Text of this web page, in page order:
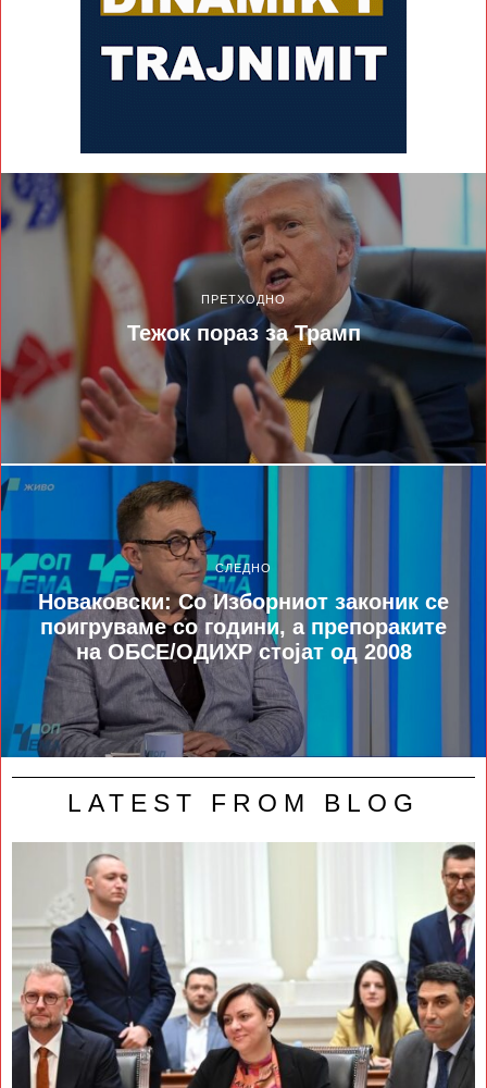
ПРЕТХОДНО
Тежок пораз за Трамп
СЛЕДНО
Новаковски: Со Изборниот законик се
поигруваме со години, а препораките
на ОБСЕ/ОДИХР стојат од 2008
LATEST FROM BLOG